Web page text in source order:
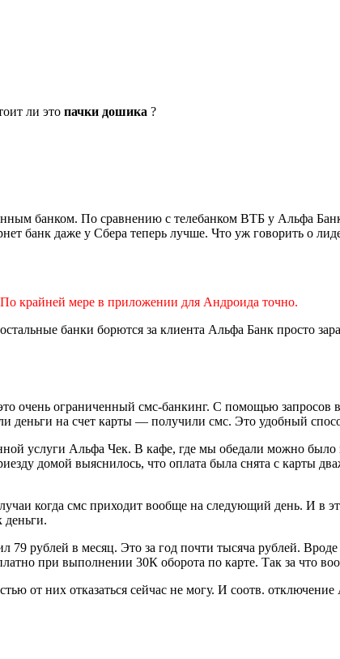
ли это пачки дошика ?
банком. По сравнению с телебанком ВТБ у Альфа
банк даже у Сбера теперь лучше. Что уж говорить о
крайней мере в приложении для Андроида точно.
банки борются за клиента Альфа Банк просто
очень ограниченный смс-банкинг. С помощью запросов
на счет карты — получили смс. Это удобный
услуги Альфа Чек. В кафе, где мы обедали можно
домой выяснилось, что оплата была снята с
когда смс приходит вообще на следующий день. И в
деньги.
79 рублей в месяц. Это за год почти тысяча рублей.
при выполнении 30К оборота по карте. Так за что
от них отказаться сейчас не могу. И соотв.